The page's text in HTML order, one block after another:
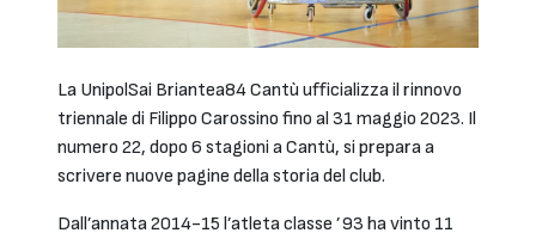
La UnipolSai Briantea84 Cantù ufficializza il rinnovo
triennale di Filippo Carossino fino al 31 maggio 2023. Il
numero 22, dopo 6 stagioni a Cantù, si prepara a
scrivere nuove pagine della storia del club.
Dall’annata 2014-15 l’atleta classe ’93 ha vinto 11